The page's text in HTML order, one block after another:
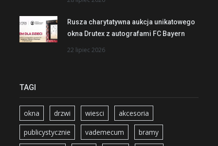
Rusza charytatywna aukcja unikatowego
okna Drutex z autografami FC Bayern
22 lipiec 2026
TAGI
okna drzwi wiesci akcesoria
publicystycznie vademecum bramy